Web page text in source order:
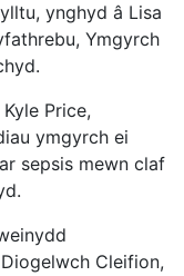
ynghyd â Lisa
Ymgyrch
Price,
ymgyrch ei
sepsis mewn claf
Cleifion,